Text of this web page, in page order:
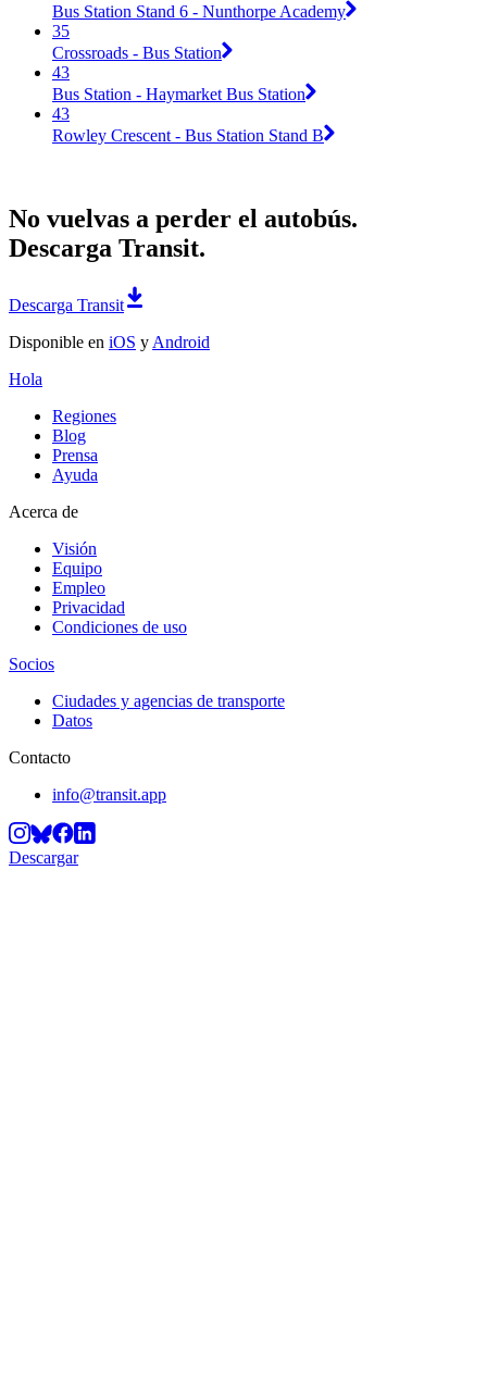
Bus Station Stand 6 - Nunthorpe Academy
35
Crossroads - Bus Station
43
Bus Station - Haymarket Bus Station
43
Rowley Crescent - Bus Station Stand B
No vuelvas a perder el autobús.
Descarga Transit.
Descarga Transit
Disponible en iOS y Android
Hola
Regiones
Blog
Prensa
Ayuda
Acerca de
Visión
Equipo
Empleo
Privacidad
Condiciones de uso
Socios
Ciudades y agencias de transporte
Datos
Contacto
info@transit.app
Descargar